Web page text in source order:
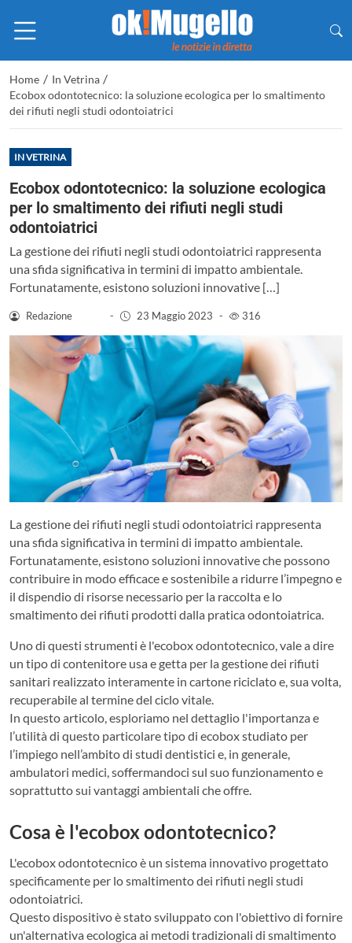
Home / In Vetrina /
Ecobox odontotecnico: la soluzione ecologica per lo smaltimento
dei rifiuti negli studi odontoiatrici
IN VETRINA
Ecobox odontotecnico: la soluzione ecologica
per lo smaltimento dei rifiuti negli studi
odontoiatrici
La gestione dei rifiuti negli studi odontoiatrici rappresenta
una sfida significativa in termini di impatto ambientale.
Fortunatamente, esistono soluzioni innovative […]
Redazione - 23 Maggio 2023 - 316
La gestione dei rifiuti negli studi odontoiatrici rappresenta
una sfida significativa in termini di impatto ambientale.
Fortunatamente, esistono soluzioni innovative che possono
contribuire in modo efficace e sostenibile a ridurre l’impegno e
il dispendio di risorse necessario per la raccolta e lo
smaltimento dei rifiuti prodotti dalla pratica odontoiatrica.
Uno di questi strumenti è l'ecobox odontotecnico, vale a dire
un tipo di contenitore usa e getta per la gestione dei rifiuti
sanitari realizzato interamente in cartone riciclato e, sua volta,
recuperabile al termine del ciclo vitale.
In questo articolo, esploriamo nel dettaglio l'importanza e
l’utilità di questo particolare tipo di ecobox studiato per
l’impiego nell’ambito di studi dentistici e, in generale,
ambulatori medici, soffermandoci sul suo funzionamento e
soprattutto sui vantaggi ambientali che offre.
Cosa è l'ecobox odontotecnico?
L'ecobox odontotecnico è un sistema innovativo progettato
specificamente per lo smaltimento dei rifiuti negli studi
odontoiatrici.
Questo dispositivo è stato sviluppato con l'obiettivo di fornire
un'alternativa ecologica ai metodi tradizionali di smaltimento